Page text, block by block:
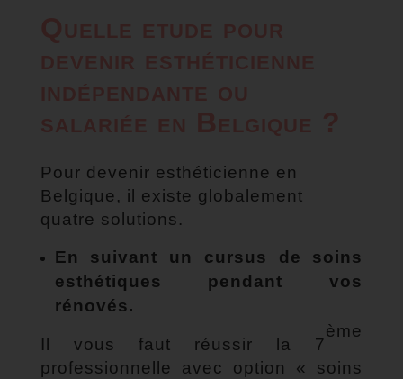
Pour devenir esthéticienne en
Belgique, il existe globalement
quatre solutions.
En suivant un cursus de soins
esthétiques pendant vos
rénovés.
Il vous faut réussir la 7
ème
professionnelle avec option « soins